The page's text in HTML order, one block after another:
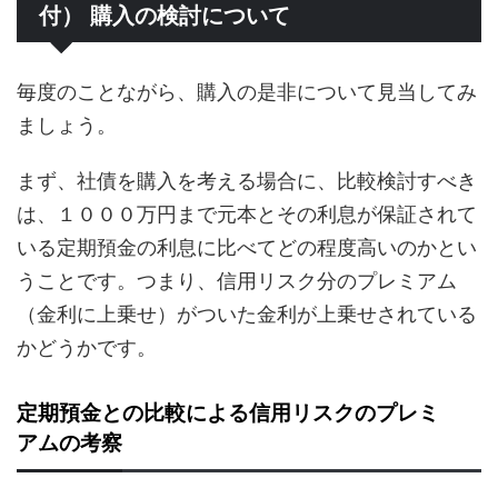
付） 購入の検討について
毎度のことながら、購入の是非について見当してみ
ましょう。
まず、社債を購入を考える場合に、比較検討すべき
は、１０００万円まで元本とその利息が保証されて
いる定期預金の利息に比べてどの程度高いのかとい
うことです。つまり、信用リスク分のプレミアム
（金利に上乗せ）がついた金利が上乗せされている
かどうかです。
定期預金との比較による信用リスクのプレミ
アムの考察